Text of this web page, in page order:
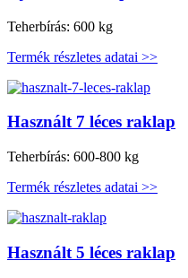
Teherbírás: 600 kg
Termék részletes adatai >>
Használt 7 léces raklap
Teherbírás: 600-800 kg
Termék részletes adatai >>
Használt 5 léces raklap